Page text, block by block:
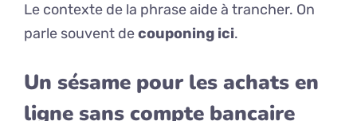
Le contexte de la phrase aide à trancher. On
parle souvent decouponing ici.
Un sésame pour les achats en
ligne sans compte bancaire